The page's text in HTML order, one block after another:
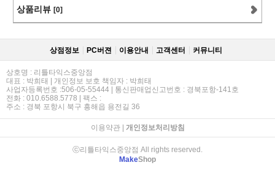
상품리뷰 [0]
상점정보 PC버젼 이용안내 고객센터 커뮤니티
상호명 : 리틀타익스중앙점
대표 : 박희태 | 개인정보 보호 책임자 : 박희태
사업자등록번호 :506-05-55444 | 통신판매업신고번호 : 경북포항-141호
전화 : 010.6588.5778 | 팩스 :
주소 : 경북 포항시 북구 흥해읍 용전길 36
이용약관| 개인정보처리방침
ⓒ리틀타익스중앙점 All rights reserved.
MakeShop